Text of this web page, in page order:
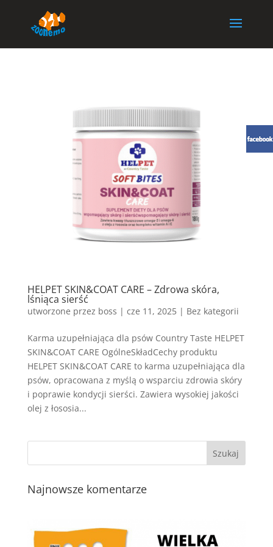
HELPET SKIN&COAT CARE – Zdrowa skóra,
lśniąca sierść
utworzone przez boss | cze 11, 2025| Bez kategorii
Karma uzupełniająca dla psów Country Taste HELPET
SKIN&COAT CARE OgólneSkładCechy produktu
HELPET SKIN&COAT CARE to karma uzupełniająca dla
psów, opracowana z myślą o wsparciu zdrowia skóry
i poprawie kondycji sierści. Zawiera wysokiej jakości
olej z łososia...
Najnowsze komentarze